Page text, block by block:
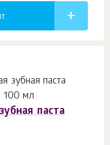
паста